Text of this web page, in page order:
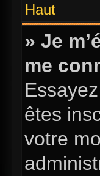
Haut
» Je
me
êtes
votre